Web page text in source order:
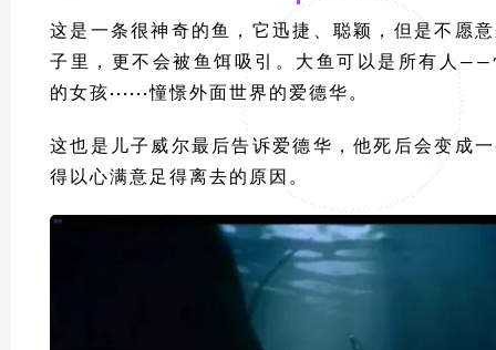
这是一条很神奇的鱼，它迅捷、聪颖，但是不愿
子里，更不会被鱼饵吸引。大鱼可以是所有人
的女孩······憧憬外面世界的爱德华。
这也是儿子威尔最后告诉爱德华，他死后会变成
得以心满意足得离去的原因。